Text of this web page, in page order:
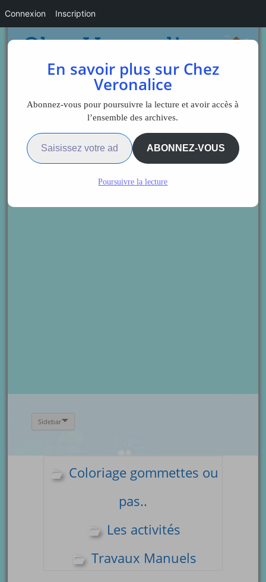
Sidebar
Coloriage gommettes ou
pas..
Les activités
Travaux Manuels
En savoir plus sur Chez
Veronalice
Abonnez-vous pour poursuivre la lecture et avoir accès à
l’ensemble des archives.
Saisissez votre adresse e-mail…
ABONNEZ-VOUS
Poursuivre la lecture
Connexion Inscription